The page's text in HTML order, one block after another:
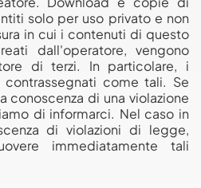
solo per uso privato e non
in cui i contenuti di questo
dall'operatore, vengono
di terzi. In particolare, i
come tali. Se
conoscenza di una violazione
di informarci. Nel caso in
di violazioni di legge,
immediatamente tali